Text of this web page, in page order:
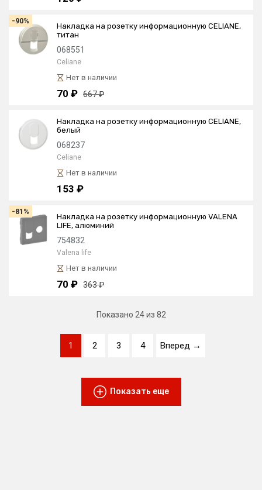
-90%
Накладка на розетку информационную CELIANE,
титан
068551
Celiane
Нет в наличии
70 ₽ 667 ₽
Накладка на розетку информационную CELIANE,
белый
068237
Celiane
Нет в наличии
153 ₽
-81%
Накладка на розетку информационную VALENA
LIFE, алюминий
754832
Valena life
Нет в наличии
70 ₽ 363 ₽
Показано 24из 82
1 2 3 4 Вперед →
Показать еще